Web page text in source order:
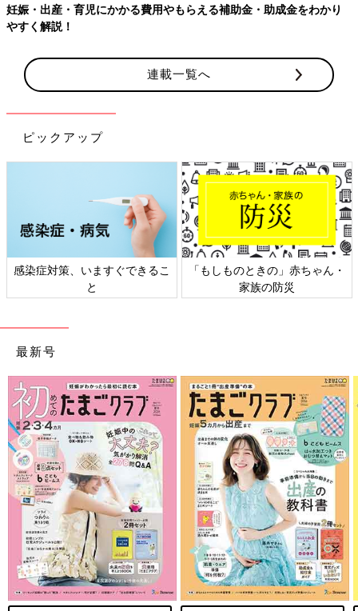
妊娠・出産・育児にかかる費用やもらえる補助金・助成金をわかり
やすく解説！
連載一覧へ
ピックアップ
感染症対策、いますぐできるこ
と
「もしものときの」赤ちゃん・
家族の防災
最新号